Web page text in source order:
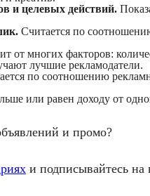
и целевых действий.
Считается по
от многих факторов:
лучшие рекламодатели.
по соотношению
или равен доходу от
и промо?
и подписывайтесь